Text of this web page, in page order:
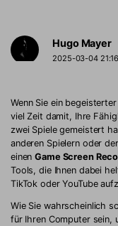
DOWNLOAD
Hugo Mayer
2025-03-04
Wenn Sie ein
viel Zeit damit, Ihre
zwei Spiele gemeistert
anderen Spielern oder
einenGame Screen
Tools, die Ihnen dabei
TikTok oder YouTube
Wie Sie wahrscheinlich
für Ihren Computer sein,